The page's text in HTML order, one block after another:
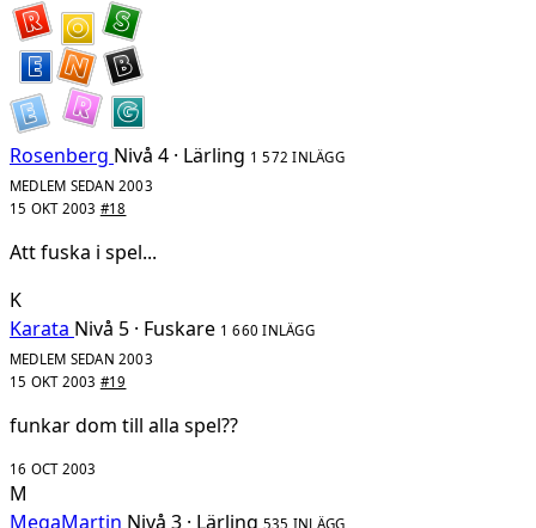
Rosenberg Nivå 4 · Lärling 1 572 INLÄGG
MEDLEM SEDAN 2003
15 OKT 2003 #18
Att fuska i spel...
K
Karata Nivå 5 · Fuskare 1 660 INLÄGG
MEDLEM SEDAN 2003
15 OKT 2003 #19
funkar dom till alla spel??
16 OCT 2003
M
MegaMartin Nivå 3 · Lärling 535 INLÄGG